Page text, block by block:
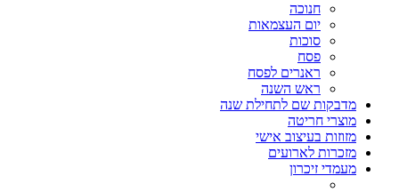
חנוכה
יום העצמאות
סוכות
פסח
ראנרים לפסח
ראש השנה
מדבקות שם לתחילת שנה
מוצרי חריטה
מזוזות בעיצוב אישי
מזכרות לארועים
מעמדי זיכרון